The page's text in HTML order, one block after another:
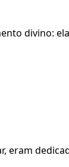
divino:
eram